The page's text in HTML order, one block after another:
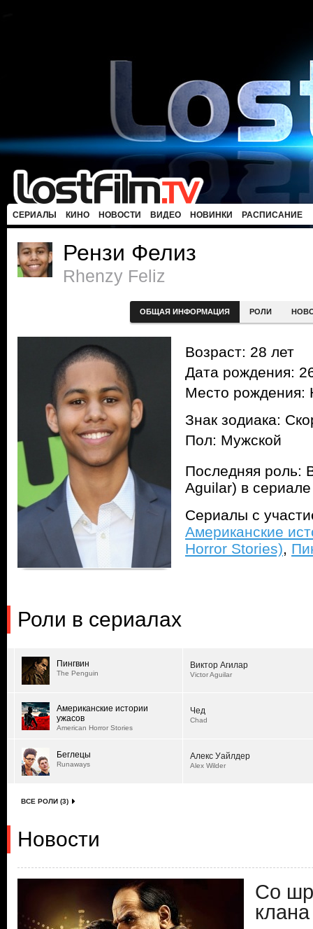
СЕРИАЛЫ КИНО НОВОСТИ ВИДЕО НОВИНКИ РАСПИСАНИЕ
Рензи Фелиз
Rhenzy Feliz
ОБЩАЯ ИНФОРМАЦИЯ РОЛИ
Возраст: 28 лет
Дата рождения:
Место
Знак зодиака:
Пол: Мужской
Последняя роль:
Aguilar) в
Сериалы с
Американские
Horror Stories),
Роли в сериалах
Пингвин
The Penguin
Виктор Агилар
Victor Aguilar
Американские истории
ужасов
American Horror Stories
Чед
Chad
Беглецы
Runaways
Алекс Уайлдер
Alex Wilder
ВСЕ РОЛИ (3)
Новости
Со
клана